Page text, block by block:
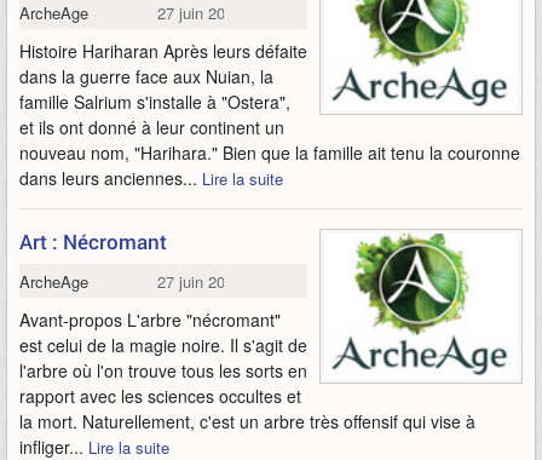
ArcheAge 27 juin 2013
Histoire Hariharan Après leurs défaite
dans la guerre face aux Nuian, la
famille Salrium s'installe à "Ostera",
et ils ont donné à leur continent un
nouveau nom, "Harihara." Bien que la famille ait tenu la couronne
dans leurs anciennes... Lire la suite
Art : Nécromant
ArcheAge 27 juin 2013
Avant-propos L'arbre "nécromant"
est celui de la magie noire. Il s'agit de
l'arbre où l'on trouve tous les sorts en
rapport avec les sciences occultes et
la mort. Naturellement, c'est un arbre très offensif qui vise à
infliger... Lire la suite